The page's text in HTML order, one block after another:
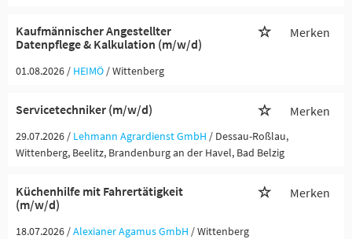
Kaufmännischer Angestellter
Datenpflege & Kalkulation (m/w/d)
Merken
01.08.2026 / HEIMÖ / Wittenberg
Servicetechniker (m/w/d) Merken
29.07.2026 / Lehmann Agrardienst GmbH / Dessau-Roßlau,
Wittenberg, Beelitz, Brandenburg an der Havel, Bad Belzig
Küchenhilfe mit Fahrertätigkeit
(m/w/d)
Merken
18.07.2026 /Alexianer Agamus GmbH / Wittenberg